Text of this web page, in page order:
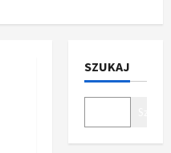
SZUKAJ